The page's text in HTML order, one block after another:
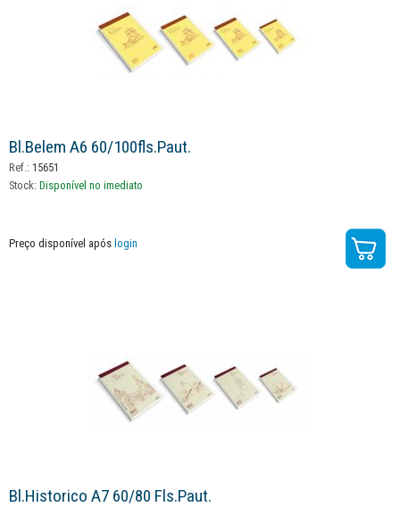
Bl.belem A6 60/100fls.paut.
Ref.: 15651
Stock: Disponível no imediato
Preço disponível após login
Bl.historico A7 60/80 Fls.paut.